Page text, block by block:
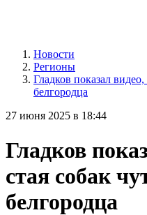
Новости
Регионы
Гладков показал видео,
белгородца
27 июня 2025 в 18:44
Гладков
стая собак
белгородца